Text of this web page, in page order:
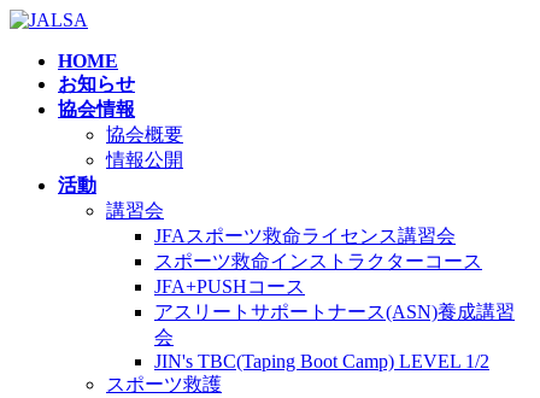
コ
ナ
HOME
お知らせ
協会情報
協会概要
情報公開
活動
講習会
JFAスポーツ救命ライセンス講習会
スポーツ救命インストラクターコース
JFA+PUSHコース
アスリートサポートナース(ASN)養成講習
会
JIN's TBC(Taping Boot Camp) LEVEL 1/2
スポーツ救護